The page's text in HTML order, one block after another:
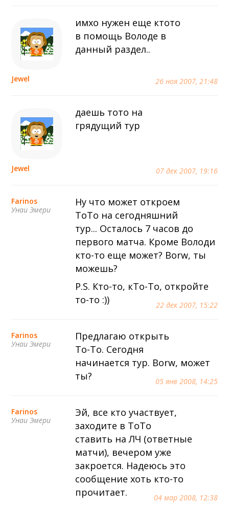
Jewel 26 ноя 2007, 21:48
имхо нужен еще ктото
в помощь Володе в
данный раздел..
Jewel 07 дек 2007, 19:16
даешь тото на
грядущий тур
Farinos
Унаи Эмери
22 дек 2007, 15:22
Ну что может откроем
ТоТо на сегодняшний
тур... Осталось 7 часов до
первого матча. Кроме Володи
кто-то еще может? Borw, ты
можешь?
P.S. Кто-то, кТо-То, откройте
то-то :))
Farinos
Унаи Эмери
05 янв 2008, 14:25
Предлагаю открыть
То-То. Сегодня
начинается тур. Borw, может
ты?
Farinos
Унаи Эмери
04 мар 2008, 12:38
Эй, все кто участвует,
заходите в ТоТо
ставить на ЛЧ (ответные
матчи), вечером уже
закроется. Надеюсь это
сообщение хоть кто-то
прочитает.